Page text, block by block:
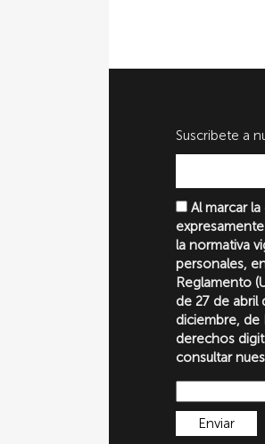
Suscribete a
Al marcar
la normativa
personales,
Reglamento
de 27 de abril
diciembre, de
derechos
consultar